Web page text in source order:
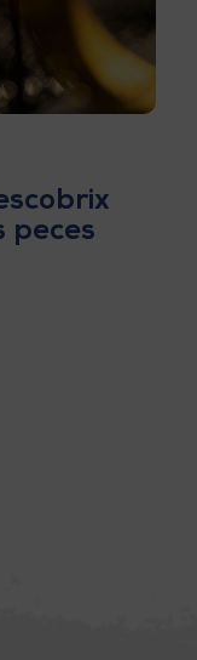
peces